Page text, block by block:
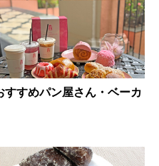
すすめパン屋さん・ベーカ